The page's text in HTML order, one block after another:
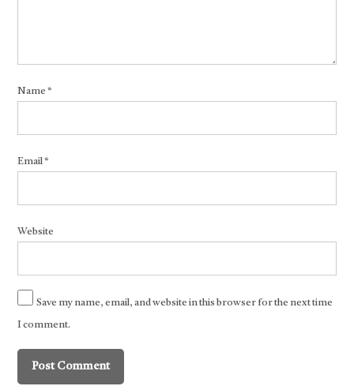
Name*
Email*
Website
Save my name, email, and website in this browser for the next time
I comment.